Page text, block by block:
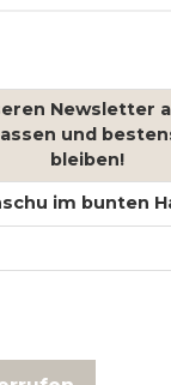
Newsletter
und
bleiben!
im bunten